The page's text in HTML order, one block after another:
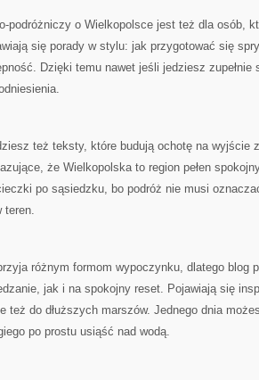
podróżniczy o Wielkopolsce jest też dla osób,
się porady w stylu: jak przygotować się
Dzięki temu nawet jeśli jedziesz
też teksty, które budują ochotę na wyjście
że Wielkopolska to region pełen
po sąsiedzku, bo podróż nie musi
teren.
różnym formom wypoczynku, dlatego blog
jak i na spokojny reset. Pojawiają się
też do dłuższych marszów. Jednego dnia
po prostu usiąść nad wodą.